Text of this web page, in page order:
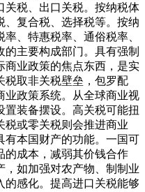
关税、出口关税。按纳税体
、复合税、选择税等。按纳
、特惠税率、通俗税率、
主要构成部门。具有强制
商业政策的焦点东西，是实
税取非关税壁垒，包罗配
业政策系统。从全球商业视
装备摆设。高关税可能扭
税或零关税则会推进商业
有本国财产的功能。一国可
的成本，减弱其价钱合作
，如加强对农产物、制制业
的感化。提高进口关税能够